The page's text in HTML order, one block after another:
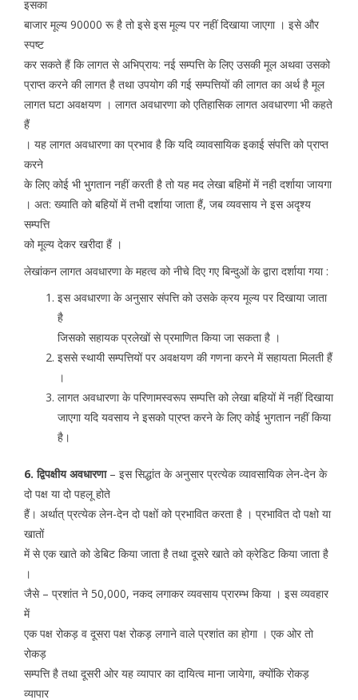
इसका
बाजार मूल्य 90000 रू है तो इसे इस मूल्य पर नहीं दिखाया जाएगा । इसे और
स्पष्ट
कर सकते हैं कि लागत से अभिप्राय: नई सम्पत्ति के लिए उसकी मूल अथवा उसको
प्राप्त करने की लागत है तथा उपयोग की गई सम्पत्तियों की लागत का अर्थ है मूल
लागत घटा अवक्षयण । लागत अवधारणा को एतिहासिक लागत अवधारणा भी कहते
हैं
। यह लागत अवधारणा का प्रभाव है कि यदि व्यावसायिक इकाई संपत्ति को प्राप्त
करने
के लिए कोई भी भुगतान नहीं करती है तो यह मद लेखा बहिमों में नही दर्शाया जायगा
। अत: ख्याति को बहियों में तभी दर्शाया जाता हैं, जब व्यवसाय ने इस अदृश्य
सम्पत्ति
को मूल्य देकर खरीदा हैं ।
लेखांकन लागत अवधारणा के महत्व को नीचे दिए गए बिन्दुओं के द्वारा दर्शाया गया :
इस अवधारणा के अनुसार संपत्ति को उसके क्रय मूल्य पर दिखाया जाता
है
जिसको सहायक प्रलेखों से प्रमाणित किया जा सकता है ।
इससे स्थायी सम्पत्तियों पर अवक्षयण की गणना करने में सहायता मिलती हैं
।
लागत अवधारणा के परिणामस्वरूप सम्पत्ति को लेखा बहियों में नहीं दिखाया
जाएगा यदि यवसाय ने इसको पा्रप्त करने के लिए कोई भुगतान नहीं किया
है।
6. द्विपक्षीय अवधारणा– इस सिद्धांत के अनुसार प्रत्येक व्यावसायिक लेन-देन के
दो पक्ष या दो पहलू होते
हैं। अर्थात् प्रत्येक लेन-देन दो पक्षों को प्रभावित करता है । प्रभावित दो पक्षो या
खातों
में से एक खाते को डेबिट किया जाता है तथा दूसरे खाते को क्रेडिट किया जाता है
।
जैसे – प्रशांत ने 50,000, नकद लगाकर व्यवसाय प्रारम्भ किया । इस व्यवहार
में
एक पक्ष रोकड़ व दूसरा पक्ष रोकड़ लगाने वाले प्रशांत का होगा । एक ओर तो
रोकड़
सम्पत्ति है तथा दूसरी ओर यह व्यापार का दायित्व माना जायेगा, क्योंकि रोकड़
व्यापार